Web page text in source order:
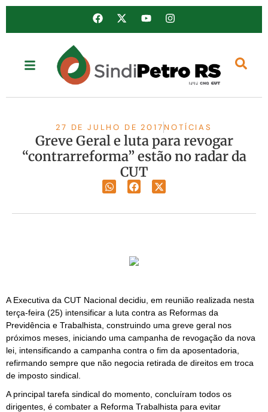
27 DE JULHO DE 2017 NOTÍCIAS
Greve Geral e luta para revogar
“contrarreforma” estão no radar da
CUT
A Executiva da CUT Nacional decidiu, em reunião realizada nesta
terça-feira (25) intensificar a luta contra as Reformas da
Previdência e Trabalhista, construindo uma greve geral nos
próximos meses, iniciando uma campanha de revogação da nova
lei, intensificando a campanha contra o fim da aposentadoria,
refirmando sempre que não negocia retirada de direitos em troca
de imposto sindical.
A principal tarefa sindical do momento, concluíram todos os
dirigentes, é combater a Reforma Trabalhista para evitar